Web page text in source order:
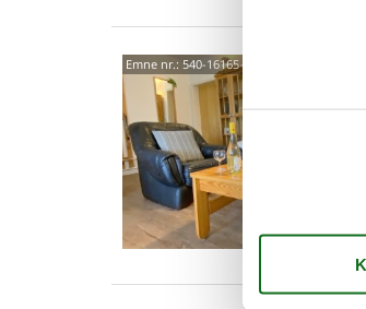
Emne nr.: 540-16165-15483